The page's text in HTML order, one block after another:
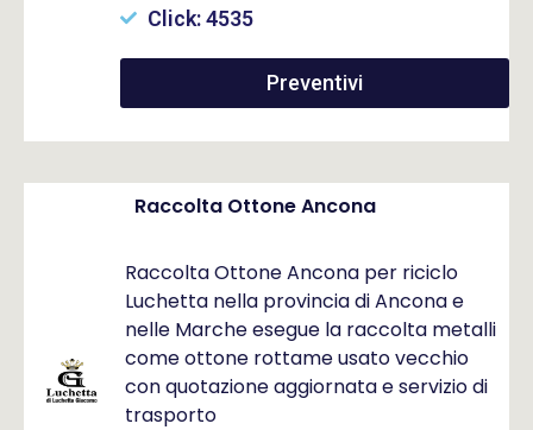
Click: 4535
Preventivi
Raccolta Ottone Ancona
Raccolta Ottone Ancona per riciclo
Luchetta nella provincia di Ancona e
nelle Marche esegue la raccolta metalli
come ottone rottame usato vecchio
con quotazione aggiornata e servizio di
trasporto